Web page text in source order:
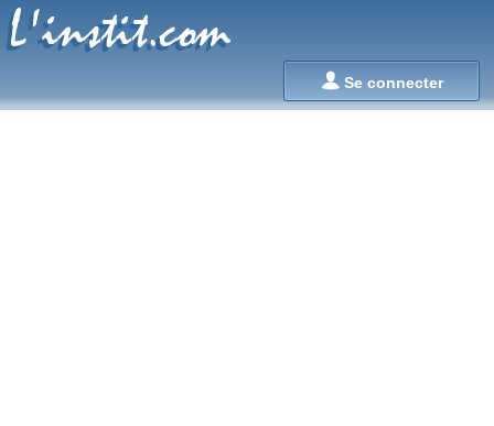
Se connecter
L'instit.com
L'instit.com